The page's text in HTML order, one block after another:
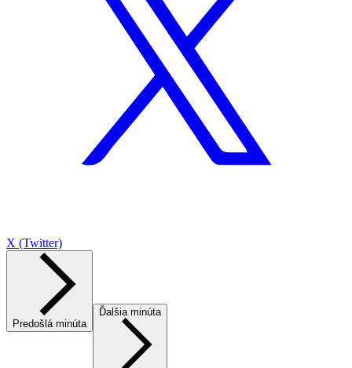
X (Twitter)
Predošlá minúta
Ďalšia minúta